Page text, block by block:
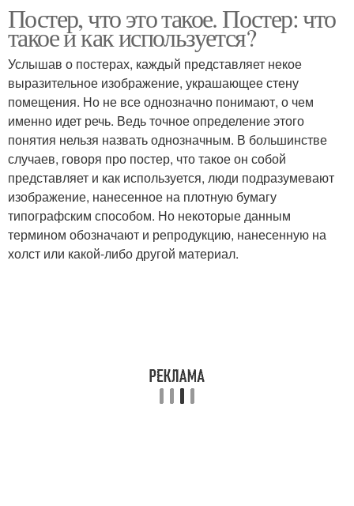
Постер, что это такое. Постер: что
такое и как используется?
Услышав о постерах, каждый представляет некое
выразительное изображение, украшающее стену
помещения. Но не все однозначно понимают, о чем
именно идет речь. Ведь точное определение этого
понятия нельзя назвать однозначным. В большинстве
случаев, говоря про постер, что такое он собой
представляет и как используется, люди подразумевают
изображение, нанесенное на плотную бумагу
типографским способом. Но некоторые данным
термином обозначают и репродукцию, нанесенную на
холст или какой-либо другой материал.